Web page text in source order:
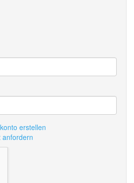
erstellen
anfordern